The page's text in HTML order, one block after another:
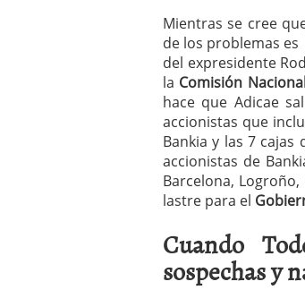
Mientras se cree
de los problemas
del expresidente
la Comisión
hace que Adicae
accionistas que
Bankia y las 7
accionistas de
Barcelona, Logroño,
lastre para el
Cuando
sospechas y